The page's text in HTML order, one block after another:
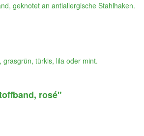
geknotet an antiallergische Stahlhaken.
türkis, lila oder mint.
rosé"